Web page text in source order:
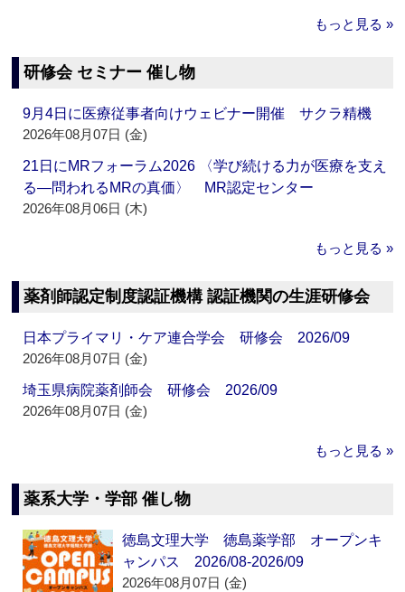
もっと見る »
研修会 セミナー 催し物
9月4日に医療従事者向けウェビナー開催 サクラ精機
2026年08月07日 (金)
21日にMRフォーラム2026 〈学び続ける力が医療を支え
る―問われるMRの真価〉 MR認定センター
2026年08月06日 (木)
もっと見る »
薬剤師認定制度認証機構 認証機関の生涯研修会
日本プライマリ・ケア連合学会 研修会 2026/09
2026年08月07日 (金)
埼玉県病院薬剤師会 研修会 2026/09
2026年08月07日 (金)
もっと見る »
薬系大学・学部 催し物
徳島文理大学 徳島薬学部 オープンキ
ャンパス 2026/08-2026/09
2026年08月07日 (金)